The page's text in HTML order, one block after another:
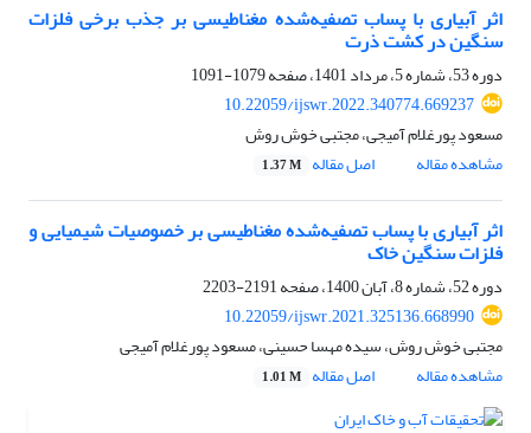
اثر آبیاری با پساب تصفیه‌شده مغناطیسی بر جذب برخی فلزات
سنگین در کشت ذرت
دوره 53، شماره 5، مرداد 1401، صفحه
1079-1091
10.22059/ijswr.2022.340774.669237
مسعود پورغلام آمیجی، مجتبی خوش روش
مشاهده مقاله
اصل مقاله 1.37 M
اثر آبیاری با پساب تصفیه‌شده مغناطیسی بر خصوصیات شیمیایی و
فلزات سنگین خاک
دوره 52، شماره 8، آبان 1400، صفحه
2191-2203
10.22059/ijswr.2021.325136.668990
مجتبی خوش روش، سیده مهسا حسینی، مسعود پورغلام آمیجی
مشاهده مقاله
اصل مقاله 1.01 M